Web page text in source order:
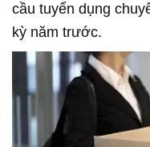
cầu tuyển dụng
kỳ năm trước.